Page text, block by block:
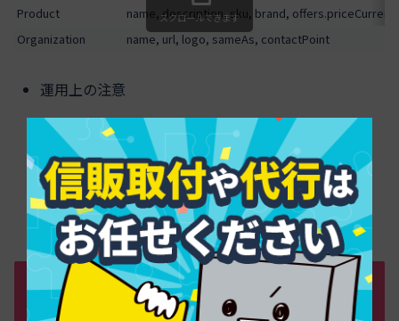
Product
name, description, sku, brand,
Organization
name, url, logo, sameAs, contactPoint
スクロールできます
運用上の注意
不整合値の排除
更新日の正確な反映
多言語ページでのリンク関連付け
モバイル表示での実データ一致
コンテンツの書き方を刷新する：AIが理
解しやすい章立てと文体のルール